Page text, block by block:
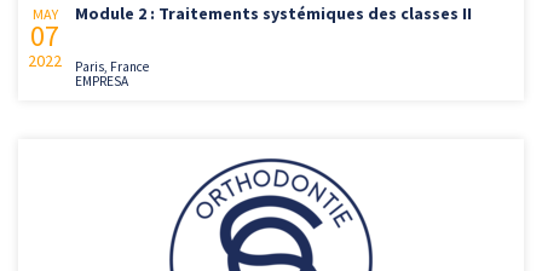
MAY
07
2022
Module 2 : Traitements systémiques des classes II
Paris, France
EMPRESA